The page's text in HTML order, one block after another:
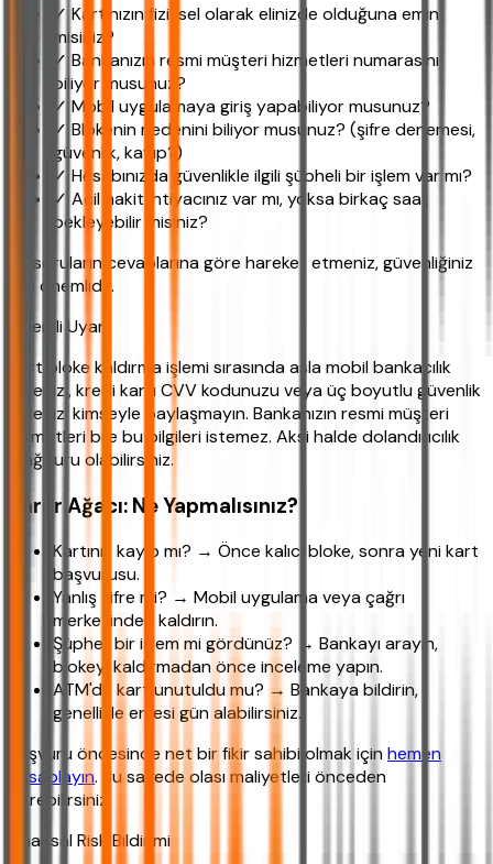
✓ Kartınızın fiziksel olarak elinizde olduğuna emin
misiniz?
✓ Bankanızın resmi müşteri hizmetleri numarasını
biliyor musunuz?
✓ Mobil uygulamaya giriş yapabiliyor musunuz?
✓ Blokenin nedenini biliyor musunuz? (şifre denemesi,
güvenlik, kayıp?)
✓ Hesabınızda güvenlikle ilgili şüpheli bir işlem var mı?
✓ Acil nakit ihtiyacınız var mı, yoksa birkaç saat
bekleyebilir misiniz?
Bu soruların cevaplarına göre hareket etmeniz, güvenliğiniz
için önemlidir.
Önemli Uyarı
Kart bloke kaldırma işlemi sırasında asla mobil bankacılık
şifrenizi, kredi kartı CVV kodunuzu veya üç boyutlu güvenlik
şifrenizi kimseyle paylaşmayın. Bankanızın resmi müşteri
hizmetleri bile bu bilgileri istemez. Aksi halde dolandırıcılık
mağduru olabilirsiniz.
Karar Ağacı: Ne Yapmalısınız?
Kartınız kayıp mı? → Önce kalıcı bloke, sonra yeni kart
başvurusu.
Yanlış şifre mi? → Mobil uygulama veya çağrı
merkezinden kaldırın.
Şüpheli bir işlem mi gördünüz? → Bankayı arayın,
blokeyi kaldırmadan önce inceleme yapın.
ATM'de kart unutuldu mu? → Bankaya bildirin,
genellikle ertesi gün alabilirsiniz.
Başvuru öncesinde net bir fikir sahibi olmak içinhemen
hesaplayın. Bu sayede olası maliyetleri önceden
görebilirsiniz.
Finansal Risk Bildirimi